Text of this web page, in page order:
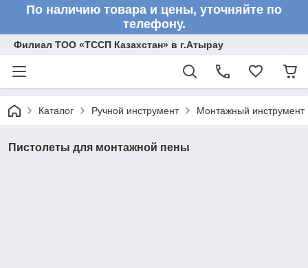
По наличию товара и цены, уточняйте по
телефону.
Филиал ТОО «ТССП Казахстан» в г.Атырау
Каталог Ручной инструмент Монтажный инструмент
Пистолеты для монтажной пены